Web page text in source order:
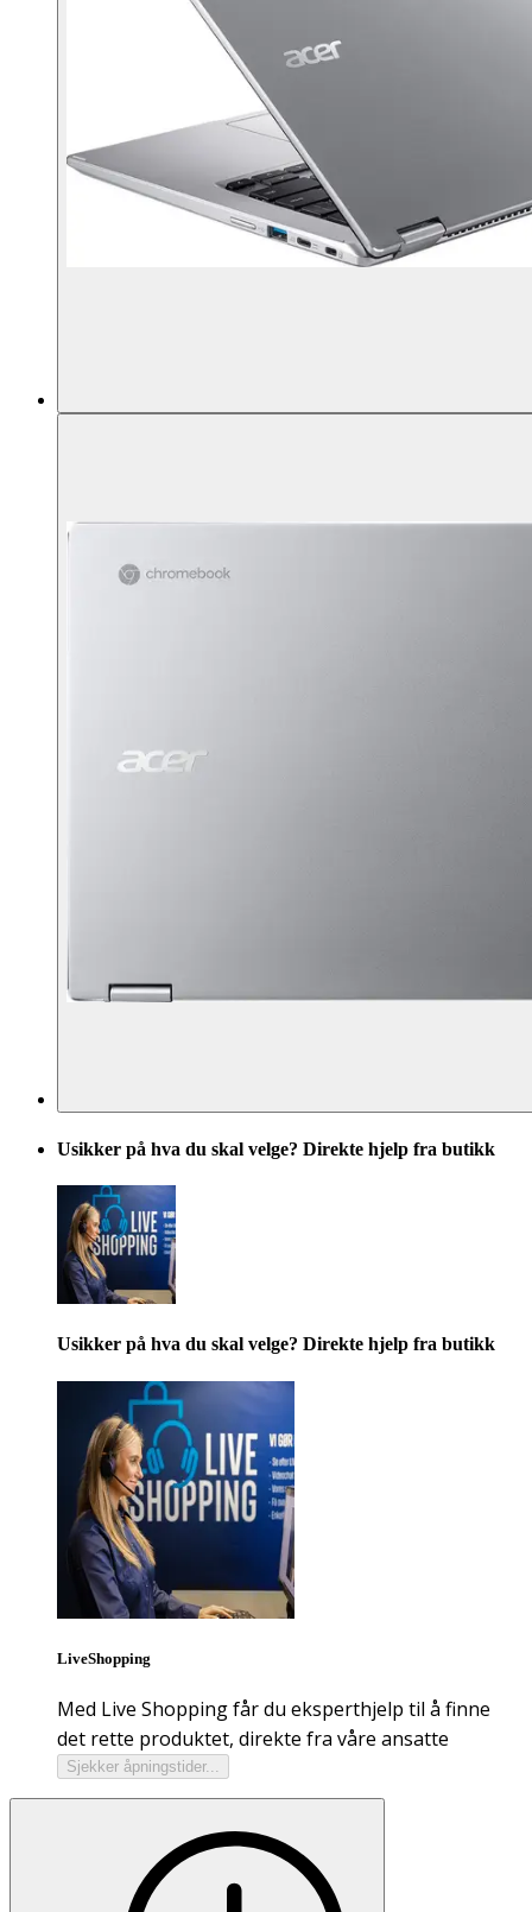
Usikker på hva du skal velge? Direkte hjelp fra butikk
Usikker på hva du skal velge? Direkte hjelp fra butikk
LiveShopping
Med Live Shopping får du eksperthjelp til å finne
det rette produktet, direkte fra våre ansatte
Sjekker åpningstider...